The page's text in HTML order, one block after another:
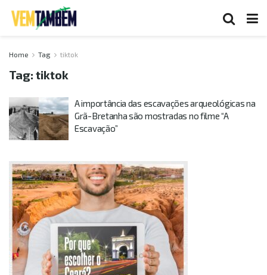
Home Tag tiktok
Tag: tiktok
A importância das escavações arqueológicas na
Grã-Bretanha são mostradas no filme “A
Escavação”